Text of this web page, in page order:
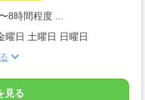
8時間程度 ...
曜日 土曜日 日曜日
見る